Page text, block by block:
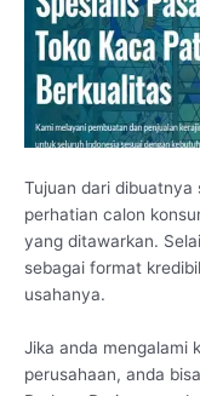
Tujuan dari dibuatnya
perhatian calon
yang ditawarkan.
sebagai format
usahanya.
Jika anda mengalami
perusahaan, anda